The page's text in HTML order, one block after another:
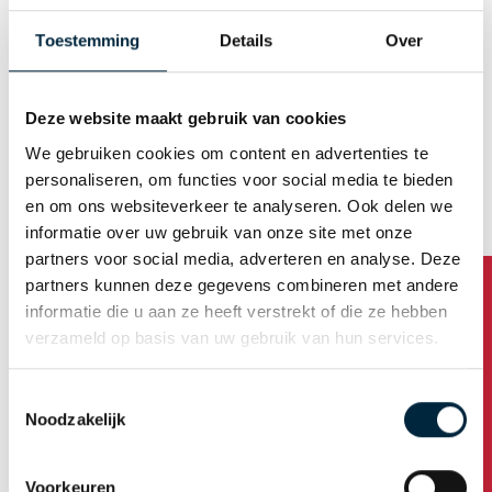
Toestemming Details Over
Deze website maakt gebruik van cookies
We gebruiken cookies om content en advertenties te
personaliseren, om functies voor social media te bieden
en om ons websiteverkeer te analyseren. Ook delen we
informatie over uw gebruik van onze site met onze
partners voor social media, adverteren en analyse. Deze
partners kunnen deze gegevens combineren met andere
informatie die u aan ze heeft verstrekt of die ze hebben
verzameld op basis van uw gebruik van hun services.
Noodzakelijk
Voorkeuren
waarvan delen zijn uitgespaard. Zo ontstaan hoger en
lager gelegen delen. Hoeveel clichés er nodig zijn, is
afhankelijk van het aantal benodigde drukkleuren. Als
bevestigd. Dit moet heel precies gebeuren. Het zorgt
voor een hoge kwaliteit van de opdrukken. Is het cliché
bevestigd, dan worden de tape-drukmachines voorzien
van de gewenste kleuren inkt(en). De hoger gelegen
delen van het cliché drukken de inkt op de tape. Vaak
kunnen we een cliché meerdere keren gebruiken. Lees
meer over hetbedrukken van tape.
Via het menu aan de rechterzijde van deze pagina is
Tape van A tot Z